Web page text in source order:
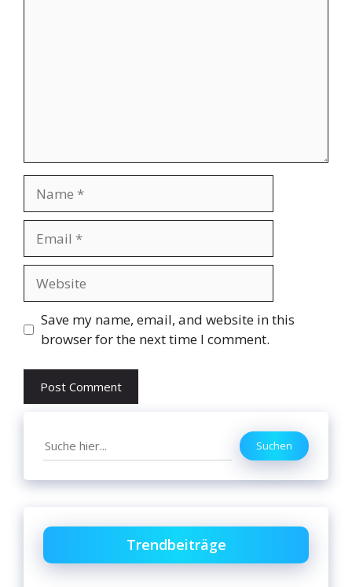
Save my name, email, and website in this
browser for the next time I comment.
Search Suchen
Trendbeiträge